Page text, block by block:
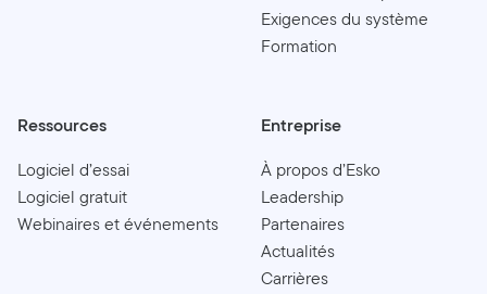
Exigences du système
Formation
Ressources
Logiciel d’essai
Logiciel gratuit
Webinaires et événements
Entreprise
À propos d’Esko
Leadership
Partenaires
Actualités
Carrières